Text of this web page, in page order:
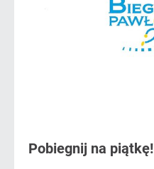
Pobiegnij na piątkę!